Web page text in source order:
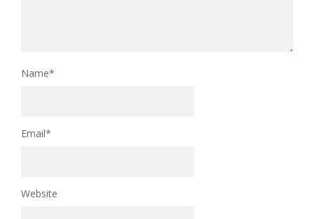
Name*
Email*
Website